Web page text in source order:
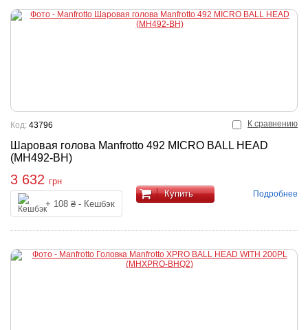
К сравнению
Шаровая голова Manfrotto 492 MICRO BALL HEAD
(MH492-BH)
Код: 43796
3 632 грн
+ 108 ₴ - Кешбэк
Купить Подробнее